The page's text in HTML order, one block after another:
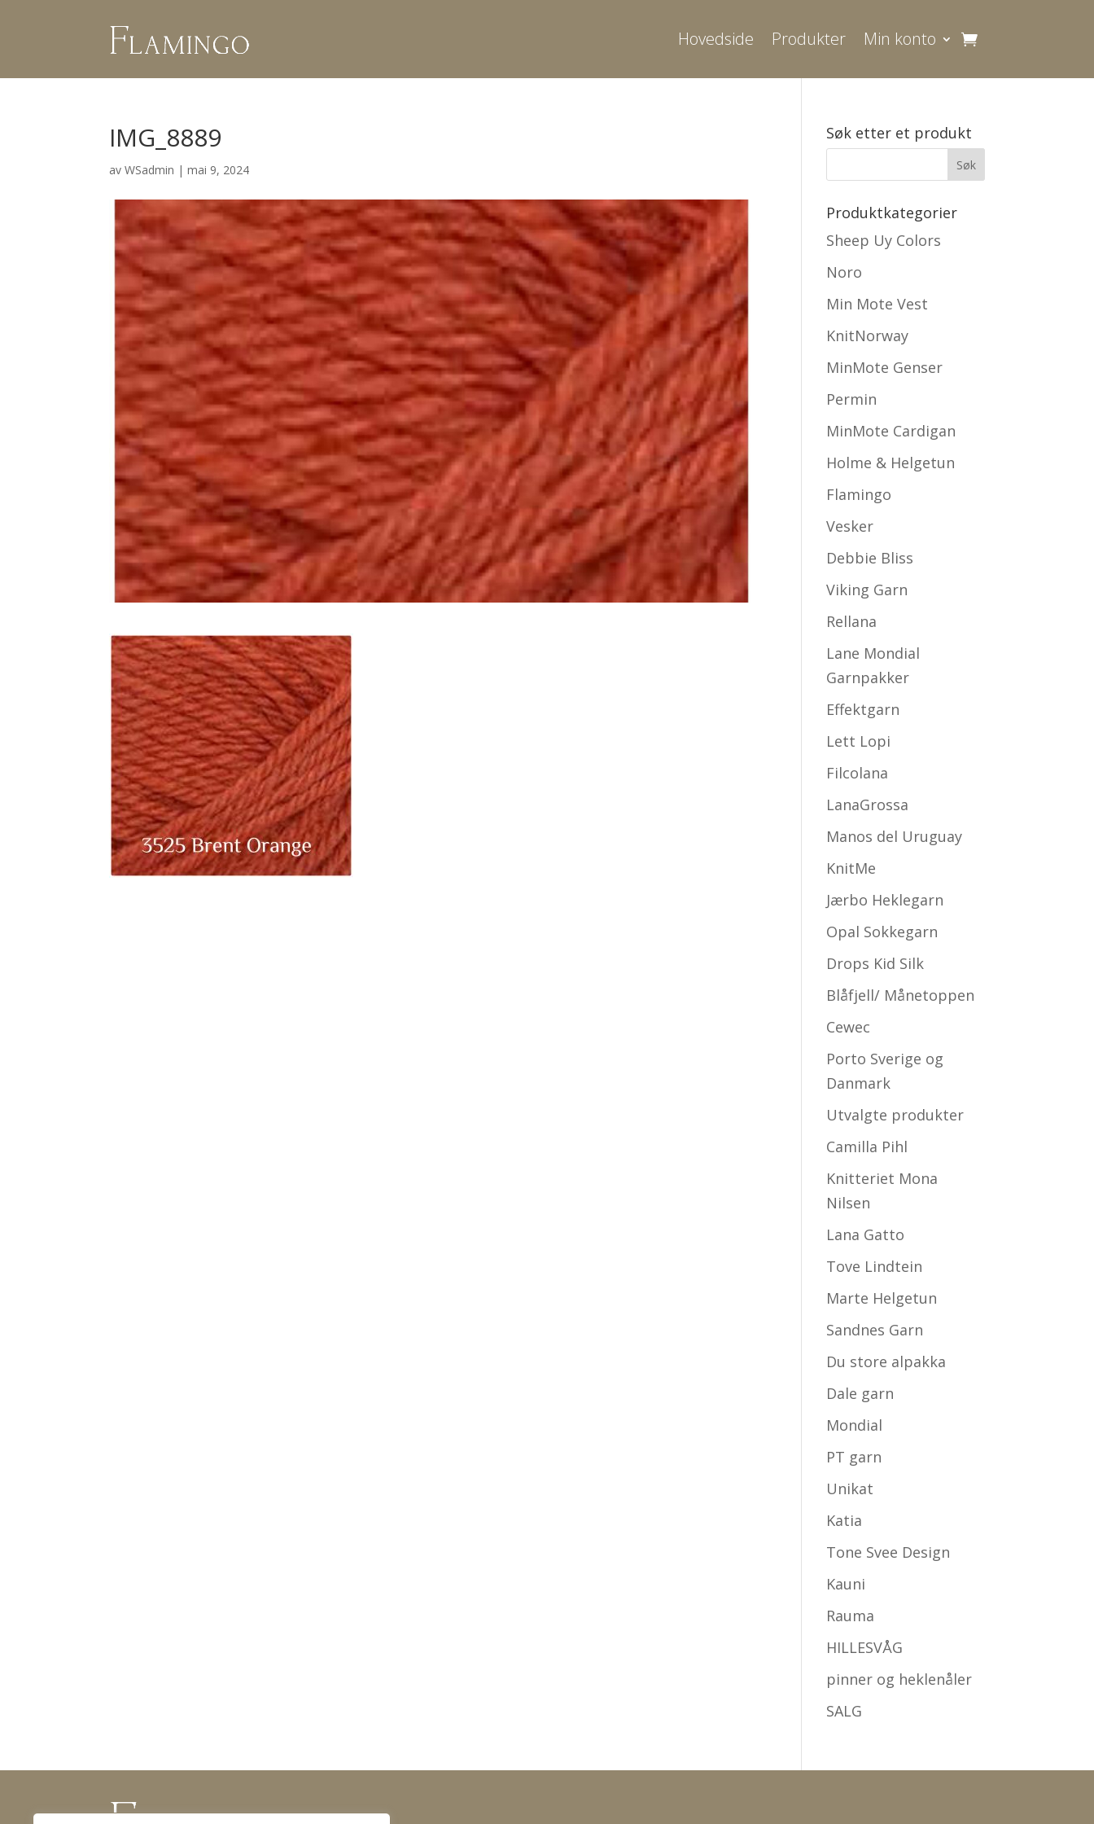
Hovedside Produkter Min konto
IMG_8889
avWSadmin |mai 9, 2024
Søk etter et produkt
Produktkategorier
Sheep Uy Colors
Noro
Min Mote Vest
KnitNorway
MinMote Genser
Permin
MinMote Cardigan
Holme & Helgetun
Flamingo
Vesker
Debbie Bliss
Viking Garn
Rellana
Lane Mondial
Garnpakker
Effektgarn
Lett Lopi
Filcolana
LanaGrossa
Manos del Uruguay
KnitMe
Jærbo Heklegarn
Opal Sokkegarn
Drops Kid Silk
Blåfjell/ Månetoppen
Cewec
Porto Sverige og
Danmark
Utvalgte produkter
Camilla Pihl
Knitteriet Mona
Nilsen
Lana Gatto
Tove Lindtein
Marte Helgetun
Sandnes Garn
Du store alpakka
Dale garn
Mondial
PT garn
Unikat
Katia
Tone Svee Design
Kauni
Rauma
HILLESVÅG
pinner og heklenåler
SALG